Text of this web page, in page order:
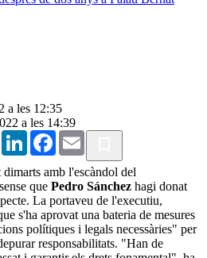
a les 12:35
a les 14:39
TelegramLinkedInFacebook
Email
dimarts amb l'escàndol del
que Pedro Sánchez hagi donat
La portaveu de l'executiu,
s'ha aprovat una bateria de mesures
polítiques i legals necessàries" per
responsabilitats. "Han de